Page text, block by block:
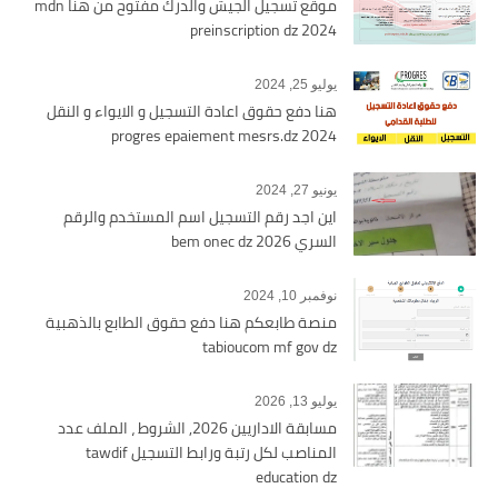
preinscription dz 2024
يوليو 25, 2024
هنا دفع حقوق اعادة التسجيل و الايواء و النقل
2024 progres epaiement mesrs.dz
يونيو 27, 2024
اين اجد رقم التسجيل اسم المستخدم والرقم
السري bem onec dz 2026
نوفمبر 10, 2024
منصة طابعكم هنا دفع حقوق الطابع بالذهبية
tabioucom mf gov dz
يوليو 13, 2026
مسابقة الاداريين 2026, الشروط ، الملف عدد
المناصب لكل رتبة ورابط التسجيل tawdif
education dz